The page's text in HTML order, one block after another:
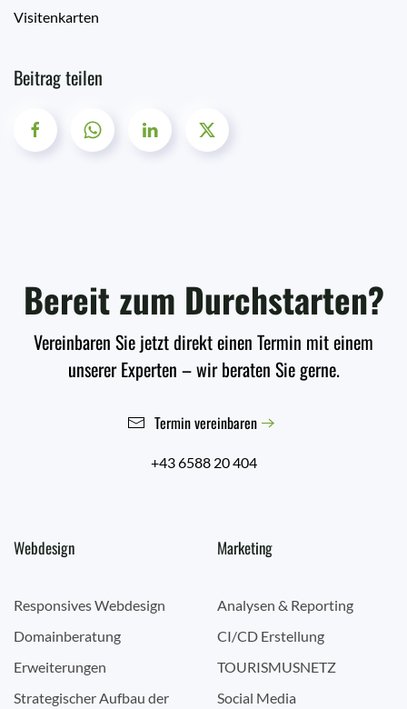
Visitenkarten
Beitrag teilen
Bereit zum Durchstarten?
Vereinbaren Sie jetzt direkt einen Termin mit einem
unserer Experten – wir beraten Sie gerne.
Termin vereinbaren
+43 6588 20 404
Webdesign
Responsives Webdesign
Domainberatung
Erweiterungen
Strategischer Aufbau der
Marketing
Analysen & Reporting
CI/CD Erstellung
TOURISMUSNETZ
Social Media